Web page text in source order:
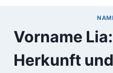
Vorname
Herkunft